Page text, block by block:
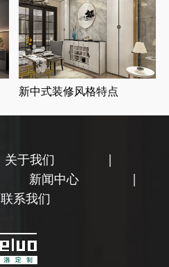
新中式装修风格特点
关于我们 |
新闻中心 |
联系我们